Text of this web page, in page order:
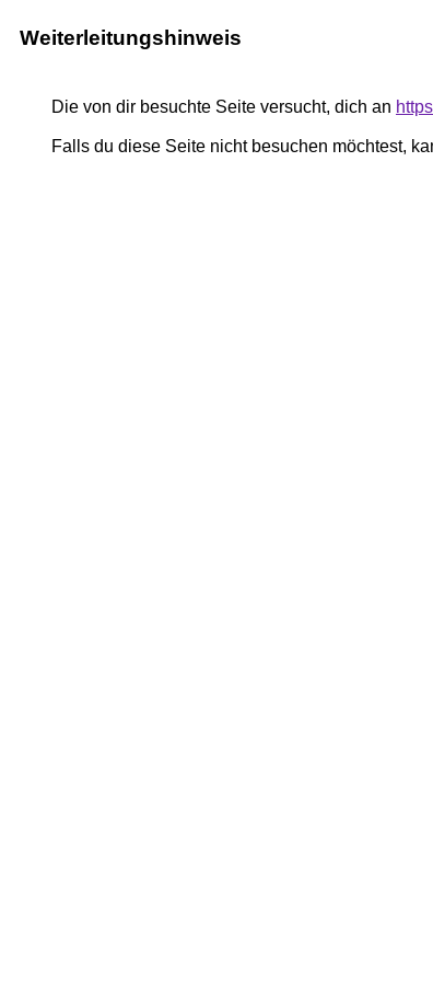
Weiterleitungshinweis
Die von dir besuchte Seite versucht, dich an
Falls du diese Seite nicht besuchen möchtest,